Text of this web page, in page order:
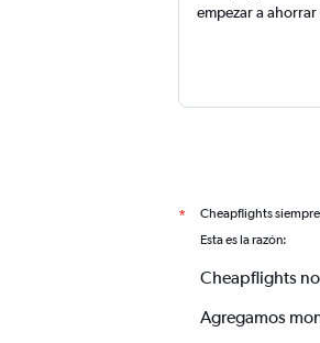
empezar a
* Cheapflights
Esta es la razón:
Cheapflights
Agregamos